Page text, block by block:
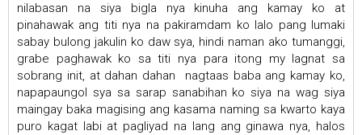
nilabasan na siya bigla nya kinuha ang kamay ko at
pinahawak ang titi nya na pakiramdam ko lalo pang lumaki
sabay bulong jakulin ko daw sya, hindi naman ako tumanggi,
grabe paghawak ko sa titi nya para itong my lagnat sa
sobrang init, at dahan dahan nagtaas baba ang kamay ko,
napapaungol sya sa sarap sanabihan ko siya na wag siya
maingay baka magising ang kasama naming sa kwarto kaya
puro kagat labi at pagliyad na lang ang ginawa nya, halos